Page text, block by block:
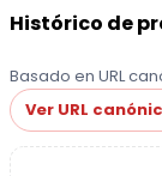
Histórico de
Basado en URL
Ver URL